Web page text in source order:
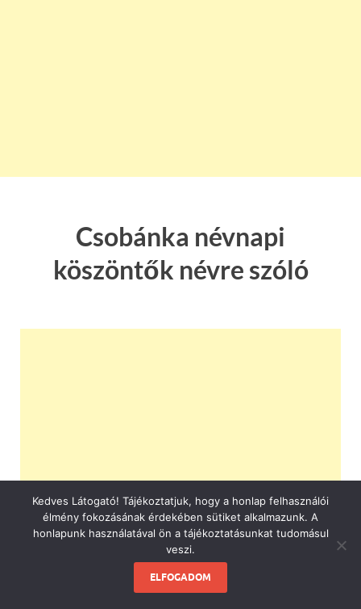
Csobánka névnapi
köszöntők névre szóló
Kedves Látogató! Tájékoztatjuk, hogy a honlap felhasználói
élmény fokozásának érdekében sütiket alkalmazunk. A
honlapunk használatával ön a tájékoztatásunkat tudomásul
veszi.
ELFOGADOM